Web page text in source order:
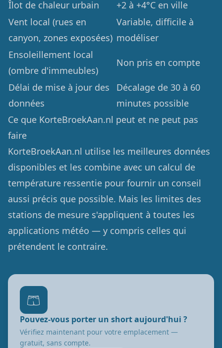
Îlot de chaleur urbain
+2 à +4°C en ville
Vent local (rues en
canyon, zones exposées)
Variable, difficile à
modéliser
Ensoleillement local
(ombre d'immeubles)
Non pris en compte
Délai de mise à jour des
données
Décalage de 30 à 60
minutes possible
Ce que KorteBroekAan.nl peut et ne peut pas
faire
KorteBroekAan.nl utilise les meilleures données
disponibles et les combine avec un calcul de
température ressentie pour fournir un conseil
aussi précis que possible. Mais les limites des
stations de mesure s'appliquent à toutes les
applications météo — y compris celles qui
prétendent le contraire.
🩳
Pouvez-vous porter un short aujourd'hui ?
Vérifiez maintenant pour votre emplacement —
gratuit, sans compte.